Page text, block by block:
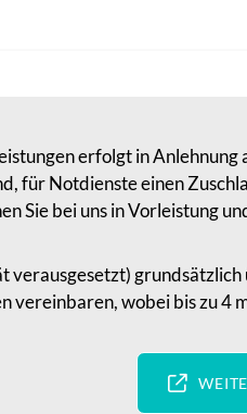
erfolgt in
für Notdienste einen
Sie bei uns in Vorleistung
verausgesetzt)
vereinbaren, wobei bis zu 4